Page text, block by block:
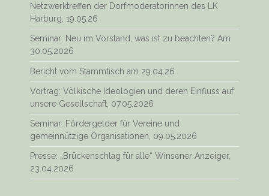
Netzwerktreffen der Dorfmoderatorinnen des LK
Harburg, 19.05.26
Seminar: Neu im Vorstand, was ist zu beachten? Am
30.05.2026
Bericht vom Stammtisch am 29.04.26
Vortrag: Völkische Ideologien und deren Einfluss auf
unsere Gesellschaft, 07.05.2026
Seminar: Fördergelder für Vereine und
gemeinnützige Organisationen, 09.05.2026
Presse: „Brückenschlag für alle“ Winsener Anzeiger,
23.04.2026